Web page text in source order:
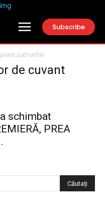
Subscribe
patriarhie
de cuvant
schimbat
PREA